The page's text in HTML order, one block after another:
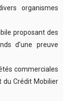
organismes
proposant des
d’une preuve
commerciales
du Crédit Mobilier